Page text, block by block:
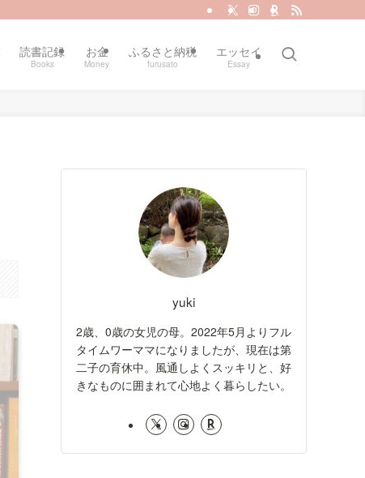
読書記録
Books
お金
Money
ふるさと納税
furusato
エッセイ
Essay
yuki
2歳、0歳の女児の母。2022年5月よりフル
タイムワーママになりましたが、現在は第
二子の育休中。風通しよくスッキリと、好
きなものに囲まれて心地よく暮らしたい。